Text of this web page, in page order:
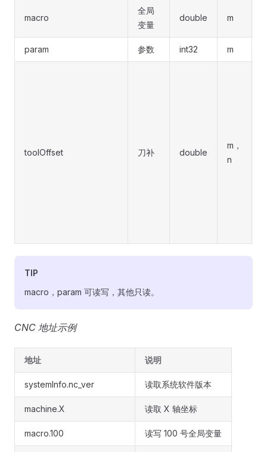
macro
全局
变量
double m
param 参数 int32 m
toolOffset 刀补 double
m，
n
TIP
macro，param 可读写，其他只读。
CNC 地址示例
地址 说明
systemInfo.nc_ver 读取系统软件版本
machine.X 读取 X 轴坐标
macro.100 读写 100 号全局变量